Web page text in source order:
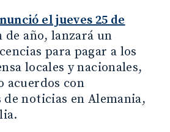
el jueves 25 de
de año, lanzará un
para pagar a los
locales y nacionales,
acuerdos con
de noticias en Alemania,